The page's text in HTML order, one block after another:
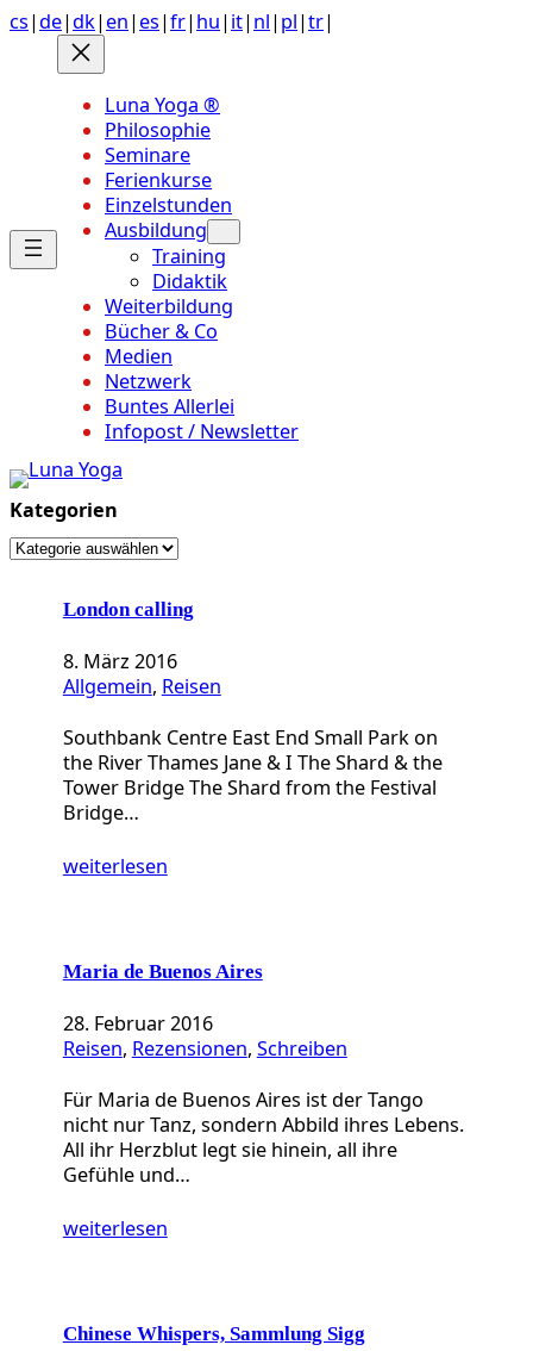
Anchor
Zum
Inhalt
springen
cs|de|dk| en| es|fr| hu| it| nl| pl|tr|
Luna Yoga ®
Philosophie
Seminare
Ferienkurse
Einzelstunden
Ausbildung
Training
Didaktik
Weiterbildung
Bücher & Co
Medien
Netzwerk
Buntes Allerlei
Infopost / Newsletter
Kategorien
K
London calling
8. März 2016
Allgemein, Reisen
Southbank Centre East End Small Park on
the River Thames Jane & I The Shard & the
Tower Bridge The Shard from the Festival
Bridge…
weiterlesen
Maria de Buenos Aires
28. Februar 2016
Reisen, Rezensionen, Schreiben
Für Maria de Buenos Aires ist der Tango
nicht nur Tanz, sondern Abbild ihres Lebens.
All ihr Herzblut legt sie hinein, all ihre
Gefühle und…
weiterlesen
Chinese Whispers, Sammlung Sigg